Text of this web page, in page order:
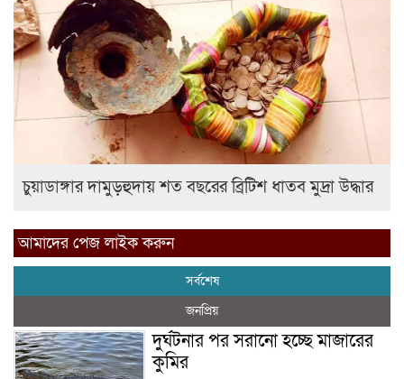
চুয়াডাঙ্গার দামুড়হুদায় শত বছরের ব্রিটিশ ধাতব মুদ্রা উদ্ধার
আমাদের পেজ লাইক করুন
সর্বশেষ
জনপ্রিয়
দুর্ঘটনার পর সরানো হচ্ছে মাজারের
কুমির